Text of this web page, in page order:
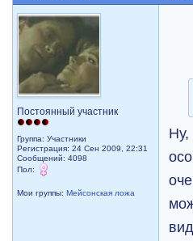
Постоянный участник
Группа: Участники
Регистрация: 24 Сен 2009, 22:31
Сообщений: 4098
Пол:
Мои группы:Мейсонская ложа
Ну,